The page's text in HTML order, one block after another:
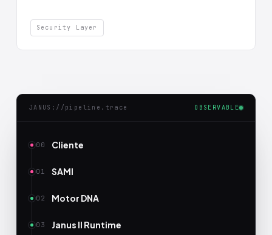
Security Layer
JANUS://pipeline.trace OBSERVABLE
00 Cliente
01 SAMI
02 Motor DNA
03 Janus II Runtime